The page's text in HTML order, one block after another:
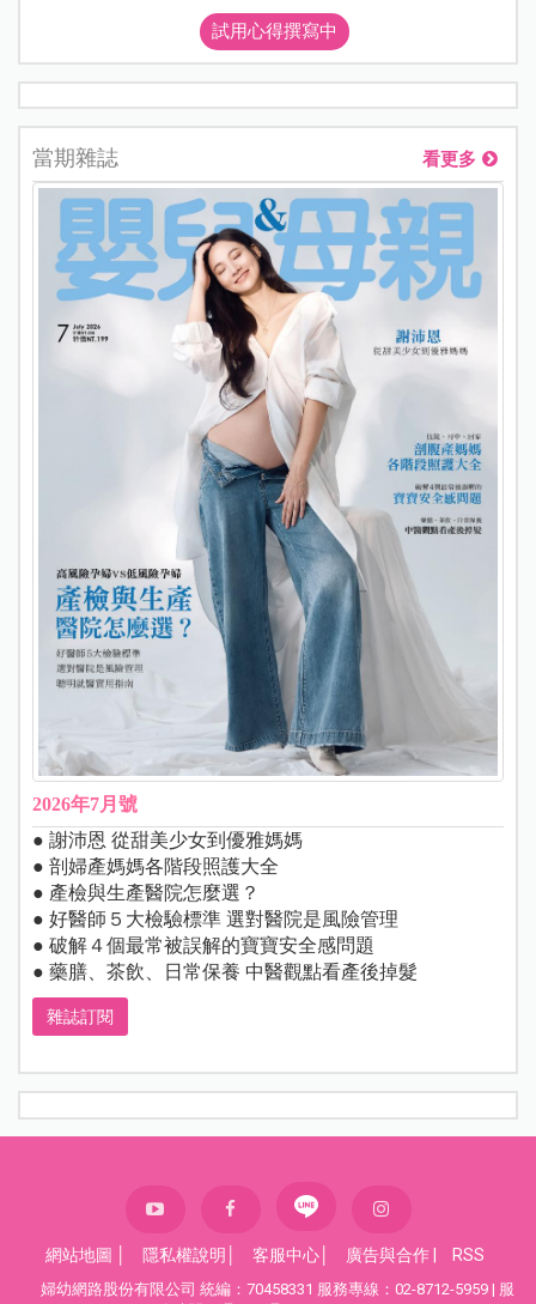
試用心得撰寫中
當期雜誌 看更多
2026年7月號
● 謝沛恩 從甜美少女到優雅媽媽
● 剖婦產媽媽各階段照護大全
● 產檢與生產醫院怎麼選？
● 好醫師５大檢驗標準 選對醫院是風險管理
● 破解４個最常被誤解的寶寶安全感問題
● 藥膳、茶飲、日常保養 中醫觀點看產後掉髮
雜誌訂閱
網站地圖 隱私權說明 客服中心 廣告與合作 RSS
婦幼網路股份有限公司 統編：70458331 服務專線：02-8712-5959 | 服